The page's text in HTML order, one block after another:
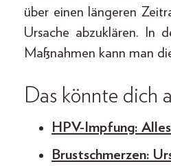
über einen längeren
Ursache abzuklären. In
Maßnahmen kann man
Das könnte dich
HPV-Impfung:
Brustschmerzen: